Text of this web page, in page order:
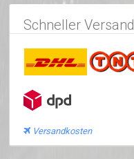
Schneller Versand
Versandkosten